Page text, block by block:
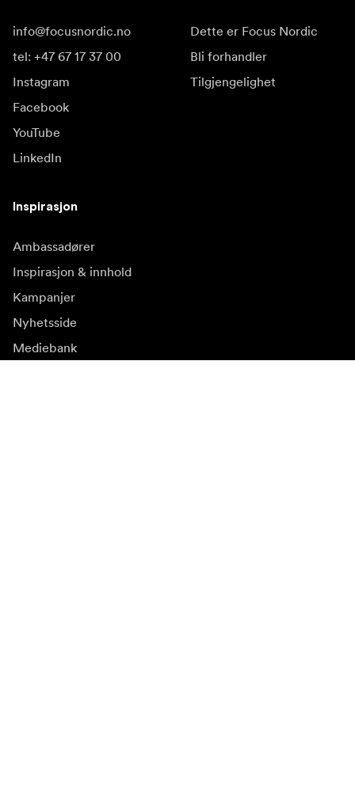
info@focusnordic.no
tel: +47 67 17 37 00
Instagram
Facebook
YouTube
LinkedIn
Dette er Focus Nordic
Bli forhandler
Tilgjengelighet
Inspirasjon
Ambassadører
Inspirasjon & innhold
Kampanjer
Nyhetsside
Mediebank